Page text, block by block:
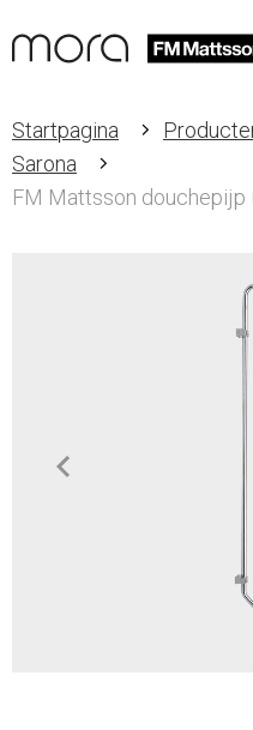
Startpagina
Sarona
FM Mattsson douchepijp